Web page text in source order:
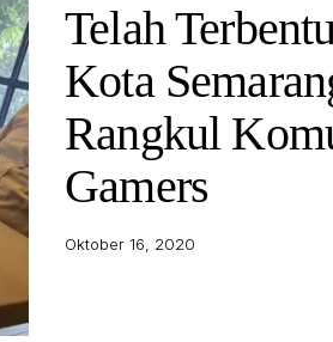
Telah
Kota
Rangkul
Gamers
Oktober 16, 2020